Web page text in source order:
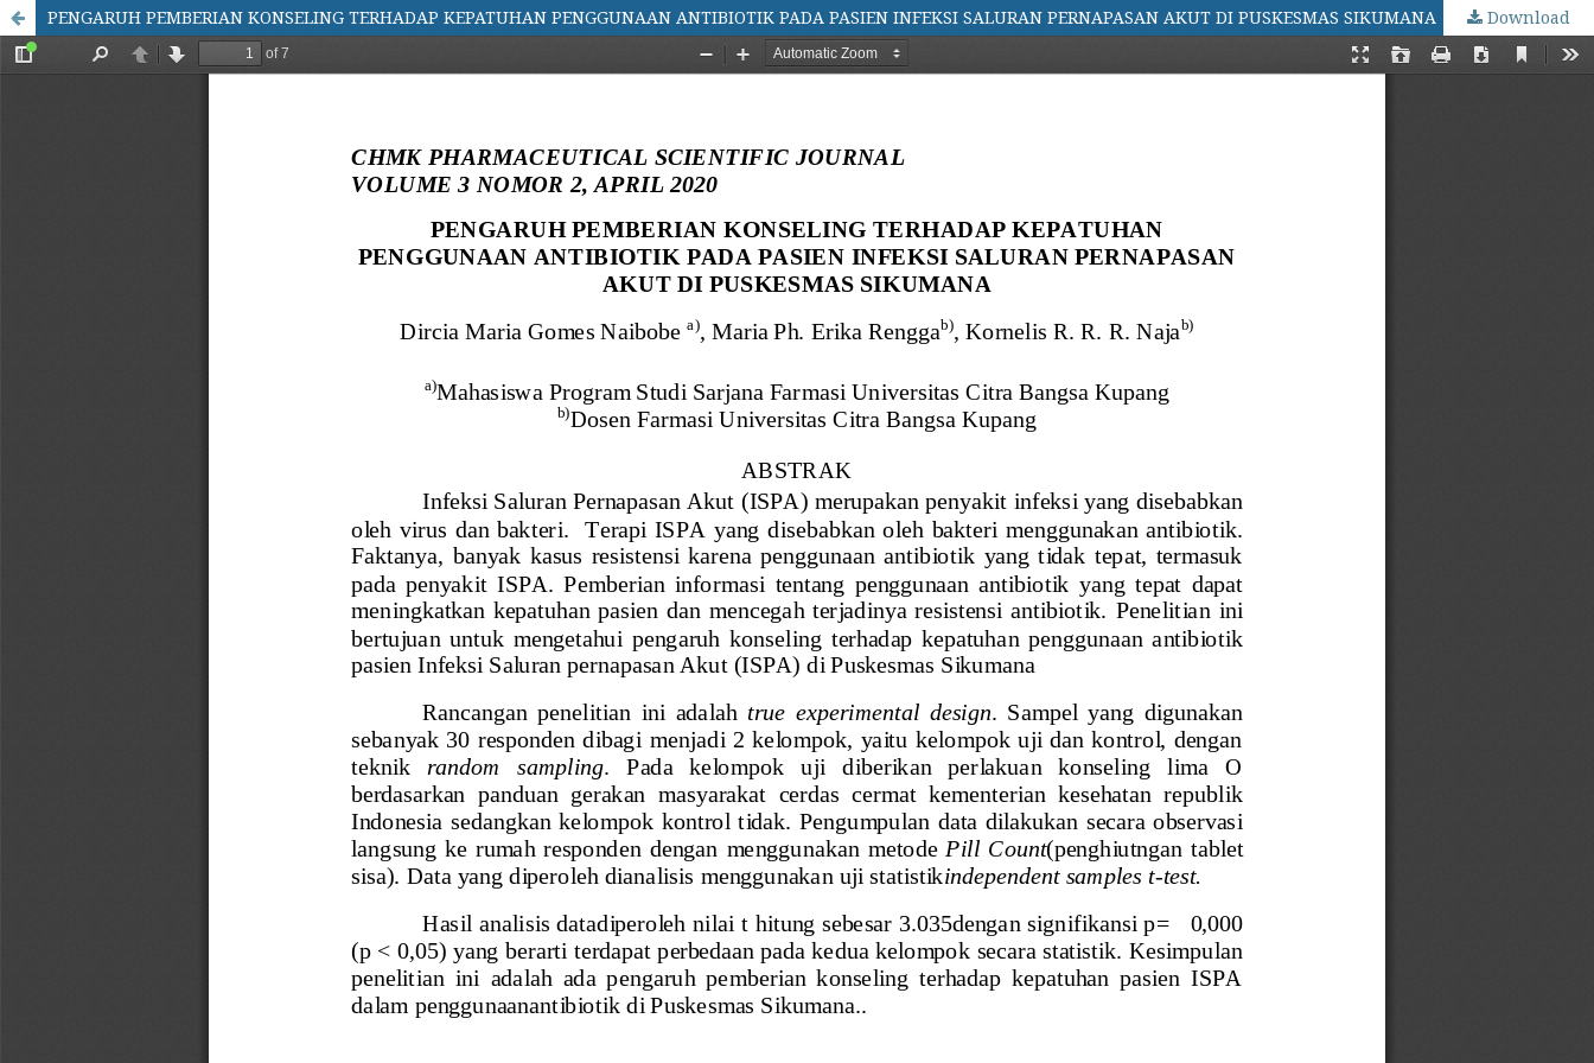
PENGARUH PEMBERIAN KONSELING TERHADAP KEPATUHAN PENGGUNAAN ANTIBIOTIK PADA PASIEN INFEKSI SALURAN PERNAPASAN AKUT DI PUSKESMAS SIKUMANA Download